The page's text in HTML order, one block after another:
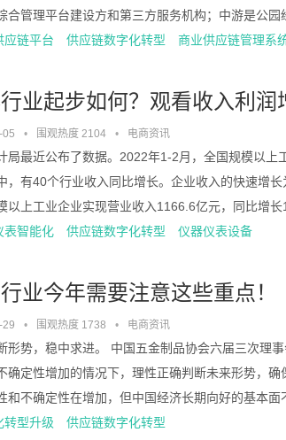
合管理平台建设方和第三方服务机构；中游是公
应链平台
供应链数字化转型 商业供应链管理系
业起步如何？观看收入利润
05 • 围观热度 2104 • 电商资讯
局最近公布了数据。2022年1-2月，全国规模以
，有40个行业收入同比增长。企业收入的快速增
以上工业企业实现营业收入1166.6亿元，同比增
表智能化
供应链数字化转型 仪器仪表设备
业今年需要注意这些重点！
29 • 围观热度 1738 • 电商资讯
形势，稳中求进。 中国五金制品协会六届三次理
确定性增加的情况下，理性正确判断未来形势，
和不确定性在增加，但中国经济长期向好的基本面
转型升级
供应链数字化转型